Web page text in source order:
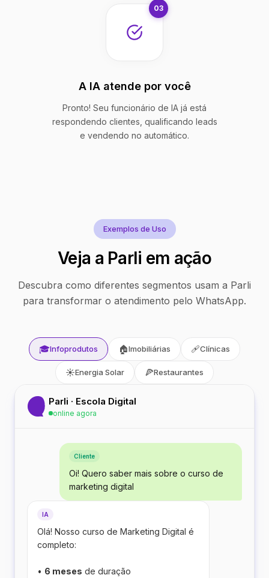
03
A IA atende por você
Pronto! Seu funcionário de IA já está
respondendo clientes, qualificando leads
e vendendo no automático.
Exemplos de Uso
Veja a Parli em ação
Descubra como diferentes segmentos usam a Parli
para transformar o atendimento pelo WhatsApp.
🎓Infoprodutos 🏠Imobiliárias 🩹Clínicas
☀️Energia Solar 🍕Restaurantes
Parli · Escola Digital
online agora
Cliente
Oi! Quero saber mais sobre o curso de
marketing digital
IA
Olá! Nosso curso de Marketing Digital é
completo:
• 6 meses de duração